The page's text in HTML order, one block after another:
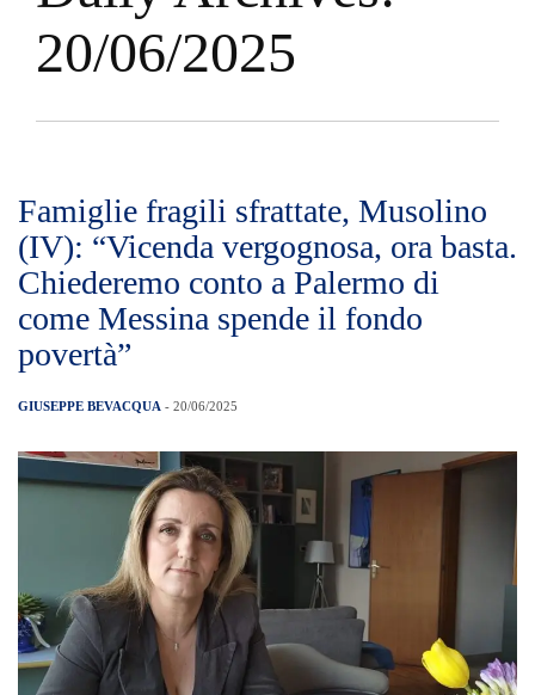
20/06/2025
Famiglie fragili sfrattate, Musolino
(IV): “Vicenda vergognosa, ora basta.
Chiederemo conto a Palermo di
come Messina spende il fondo
povertà”
GIUSEPPE BEVACQUA - 20/06/2025